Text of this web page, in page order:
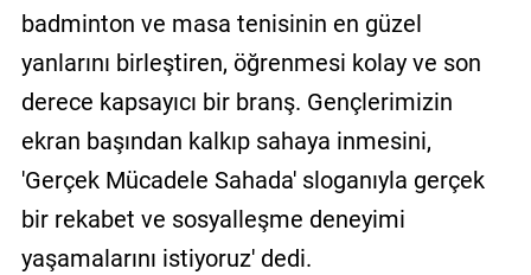
badminton ve masa tenisinin en güzel
yanlarını birleştiren, öğrenmesi kolay ve son
derece kapsayıcı bir branş. Gençlerimizin
ekran başından kalkıp sahaya inmesini,
'Gerçek Mücadele Sahada' sloganıyla gerçek
bir rekabet ve sosyalleşme deneyimi
yaşamalarını istiyoruz' dedi.